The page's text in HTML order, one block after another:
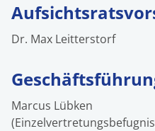
Dr. Max Leitterstorf
Marcus Lübken